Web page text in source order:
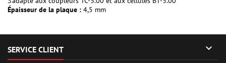
Épaisseur de la plaque : 4,5 mm
SERVICE CLIENT 